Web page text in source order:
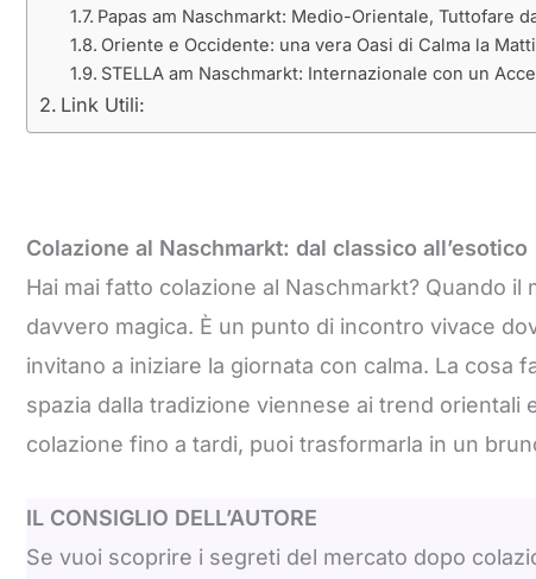
Papas am Naschmarkt: Medio-Orientale, Tuttofare
Oriente e Occidente: una vera Oasi di Calma la
STELLA am Naschmarkt: Internazionale con un
Link Utili:
Colazione al Naschmarkt: dal classico all’esotico
Hai mai fatto colazione al Naschmarkt? Quando il
davvero magica. È un punto di incontro vivace
invitano a iniziare la giornata con calma. La cosa
spazia dalla tradizione viennese ai trend orientali
colazione fino a tardi, puoi trasformarla in un
IL CONSIGLIO DELL’AUTORE
Se vuoi scoprire i segreti del mercato dopo